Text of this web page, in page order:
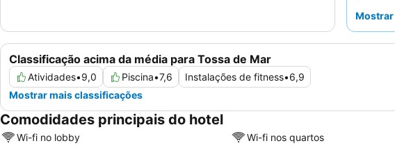
Mostrar
Classificação acima da média para Tossa de Mar
Atividades•9,0 Piscina•7,6 Instalações de fitness•6,9
Mostrar mais classificações
Comodidades principais do hotel
Wi-fi no lobby Wi-fi nos quartos